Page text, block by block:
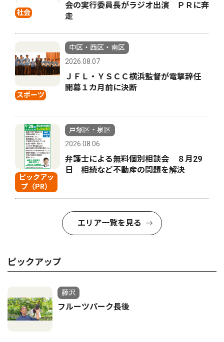
社会
会の実行委員長がラジオ出演 ＰＲに奔
走
スポーツ
中区・西区・南区
2026.08.07
ＪＦＬ・ＹＳＣＣ横浜監督が電撃辞任
開幕１カ月前に決断
ピックアッ
プ（PR）
戸塚区・泉区
2026.08.06
弁護士による無料個別相談会 ８月29
日 相続など不動産の問題を解決
エリア一覧を見る
ピックアップ
藤沢
フルーツパーク長後